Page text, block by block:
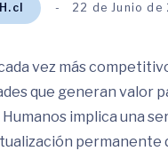
22 de Junio de
vez más
que generan valor
implica una
permanente